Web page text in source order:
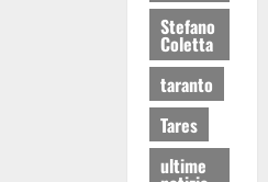
Stefano
Coletta
taranto
Tares
ultime